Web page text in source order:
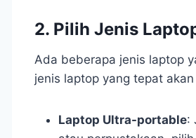
2. Pilih Jenis
Ada beberapa jenis laptop
jenis laptop yang tepat
Laptop Ultra-portable: